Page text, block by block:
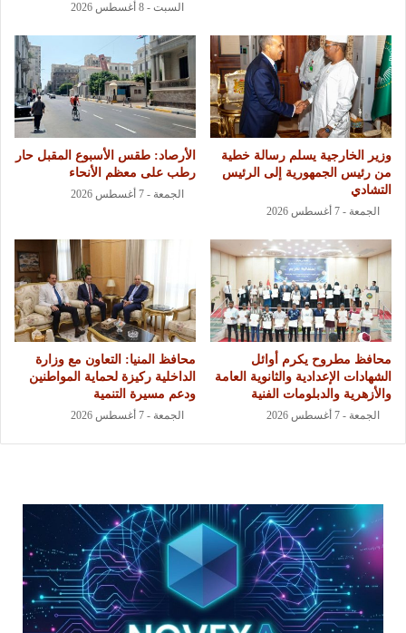
السبت - 8 أغسطس 2026
وزير الخارجية يسلم رسالة خطية
من رئيس الجمهورية إلى الرئيس
التشادي
الجمعة - 7 أغسطس 2026
الأرصاد: طقس الأسبوع المقبل حار
رطب على معظم الأنحاء
الجمعة - 7 أغسطس 2026
محافظ مطروح يكرم أوائل
الشهادات الإعدادية والثانوية العامة
والأزهرية والدبلومات الفنية
الجمعة - 7 أغسطس 2026
محافظ المنيا: التعاون مع وزارة
الداخلية ركيزة لحماية المواطنين
ودعم مسيرة التنمية
الجمعة - 7 أغسطس 2026